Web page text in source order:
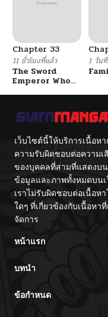
ตอนที่ 26
ตอนที่ 25
ตอนที่ 24
ตอนที่ 23
ตอนที่ 22
ตอนที่ 21
Chapter 33
11 ชั่วโมงที่แล้ว
The Sword
Emperor Who
จักรพรรดิเทพดาบ
ผงาดเหนือชาติภพ
1 วัน
เว็บไซต์นี้ให้บริการเนื้อห
ความรับผิดชอบต่อความ
ของบุคคลที่สามที่แสดงบน
ข้อมูลและภาพทั้งหมดบนเ
เราไม่รับผิดชอบต่อเนื้อ
ใดๆ ที่เกี่ยวข้องกับเนื้อหา
จัดการ
หน้าแรก
บทนำ
ข้อกำหนด